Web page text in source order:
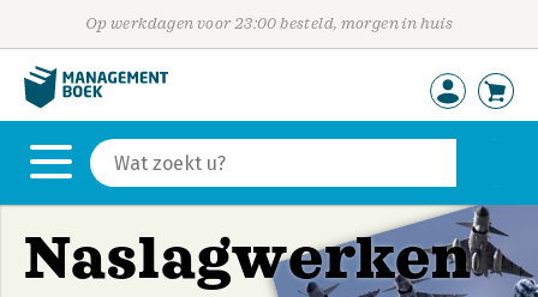
Op werkdagen voor 23:00 besteld, morgen in huis
Naslagwerken